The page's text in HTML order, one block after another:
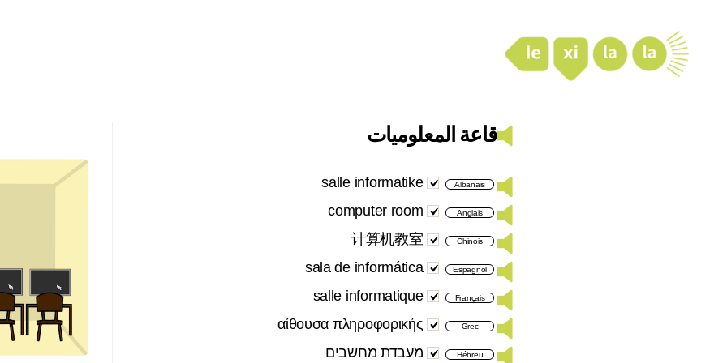
قاعة المعلوميات
Albanais
salle informatike
Anglais
computer room
Chinois
计算机教室
Espagnol
sala de informática
Français
salle informatique
Grec
αίθουσα πληροφορικής
Hébreu מעבדת מחשבים